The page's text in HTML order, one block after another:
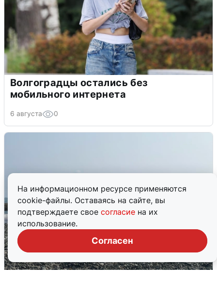
На информационном ресурсе применяются
cookie-файлы. Оставаясь на сайте, вы
подтверждаете свое согласие на их
использование.
Согласен
Волгоградцы остались без
мобильного интернета
6 августа 0